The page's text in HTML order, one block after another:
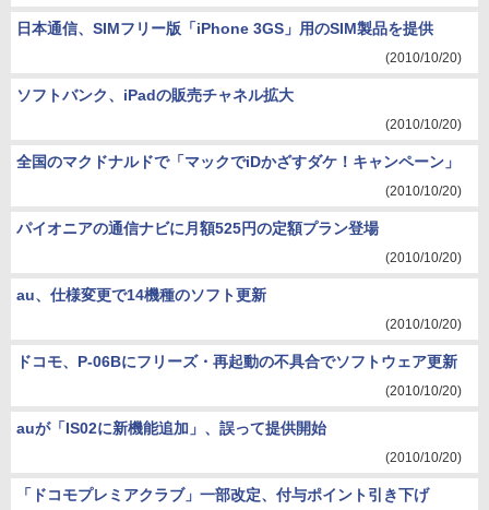
日本通信、SIMフリー版「iPhone 3GS」用のSIM製品を提供
(2010/10/20)
ソフトバンク、iPadの販売チャネル拡大
(2010/10/20)
全国のマクドナルドで「マックでiDかざすダケ！キャンペーン」
(2010/10/20)
パイオニアの通信ナビに月額525円の定額プラン登場
(2010/10/20)
au、仕様変更で14機種のソフト更新
(2010/10/20)
ドコモ、P-06Bにフリーズ・再起動の不具合でソフトウェア更新
(2010/10/20)
auが「IS02に新機能追加」、誤って提供開始
(2010/10/20)
「ドコモプレミアクラブ」一部改定、付与ポイント引き下げ